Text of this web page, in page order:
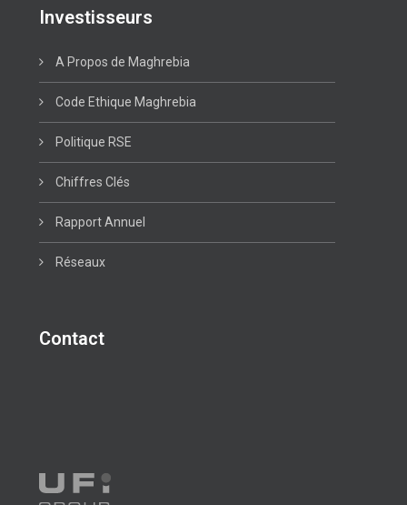
Investisseurs
A Propos de Maghrebia
Code Ethique Maghrebia
Politique RSE
Chiffres Clés
Rapport Annuel
Réseaux
Contact